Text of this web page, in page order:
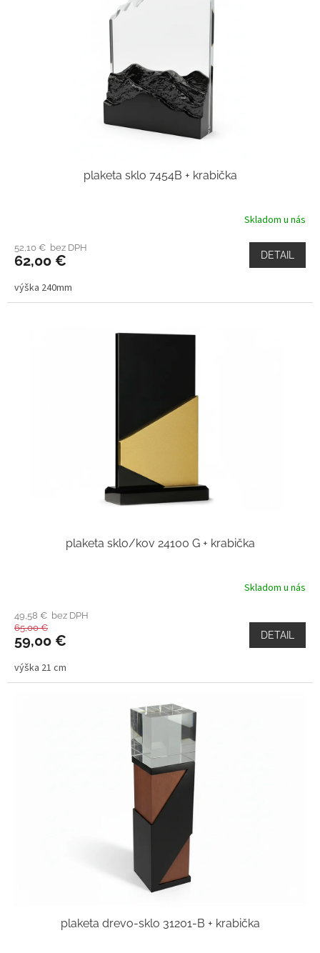
plaketa sklo 7454B + krabička
Skladom u nás
52,10 € bez DPH
62,00 € DETAIL
výška 240mm
plaketa sklo/kov 24100 G + krabička
Skladom u nás
49,58 € bez DPH
65,00 €
59,00 € DETAIL
výška 21 cm
plaketa drevo-sklo 31201-B + krabička